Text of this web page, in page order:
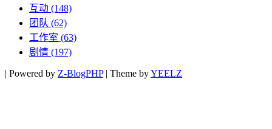
互动 (148)
团队 (62)
工作室 (63)
剧情 (197)
| Powered by Z-BlogPHP | Theme byYEELZ